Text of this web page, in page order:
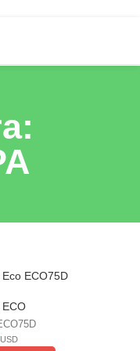
ECO75D
USD